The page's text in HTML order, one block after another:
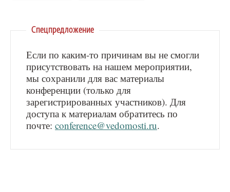
Спецпредложение
Если по каким-то причинам вы не смогли
присутствовать на нашем мероприятии,
мы сохранили для вас материалы
конференции (только для
зарегистрированных участников). Для
доступа к материалам обратитесь по
почте: conference@vedomosti.ru.